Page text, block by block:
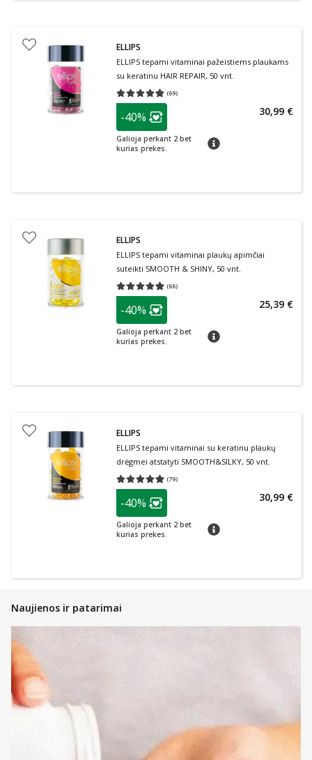
ELLIPS
ELLIPS tepami vitaminai pažeistiems plaukams
su keratinu HAIR REPAIR, 50 vnt.
(69)
Vidutinis įvertinimas 4.81
patarimas
Lojalumo klubo narių nuolaida
-40%
Galioja perkant 2 bet
kurias prekes.
patarimas
30,99 €
ELLIPS
ELLIPS tepami vitaminai plaukų apimčiai
suteikti SMOOTH & SHINY, 50 vnt.
(66)
Vidutinis įvertinimas 4.89
patarimas
Lojalumo klubo narių nuolaida
-40%
Galioja perkant 2 bet
kurias prekes.
patarimas
25,39 €
ELLIPS
ELLIPS tepami vitaminai su keratinu plaukų
drėgmei atstatyti SMOOTH&SILKY, 50 vnt.
(79)
Vidutinis įvertinimas 4.96
patarimas
Lojalumo klubo narių nuolaida
-40%
Galioja perkant 2 bet
kurias prekes.
patarimas
30,99 €
Naujienos ir patarimai